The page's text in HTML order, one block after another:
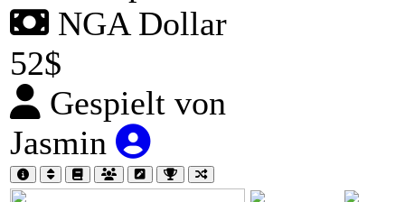
NGA Dollar
52$
Gespielt von
Jasmin